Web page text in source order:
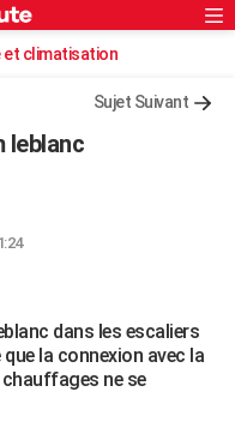
Rechercher
et climatisation
Sujet Suivant
leblanc
dans les escaliers
la connexion avec la
ne se